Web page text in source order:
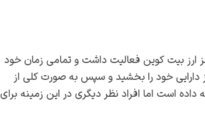
ارز بیت کوین فعالیت داشت و تمامی زمان خود
دارایی خود را بخشید و سپس به صورت کلی از
داده است اما افراد نظر دیگری در این زمینه برای